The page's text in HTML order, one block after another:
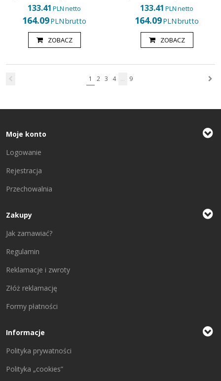
133.41 PLNnetto
164.09PLNbrutto
ZOBACZ
133.41 PLNnetto
164.09PLNbrutto
ZOBACZ
1 2 3 4 ... 9
Moje konto
Logowanie
Rejestracja
Przechowalnia
Zakupy
Jak zamawiać?
Regulamin
Reklamacje i zwroty
Złóż reklamację
Formy płatności
Informacje
Polityka prywatności
Polityka „cookies”